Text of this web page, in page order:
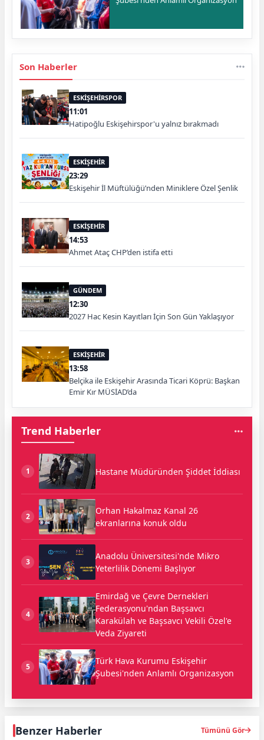
Son Haberler
ESKİŞEHİRSPOR
11:01
Hatipoğlu Eskişehirspor'u yalnız bırakmadı
ESKİŞEHİR
23:29
Eskişehir İl Müftülüğü’nden Miniklere Özel Şenlik
ESKİŞEHİR
14:53
Ahmet Ataç CHP’den istifa etti
GÜNDEM
12:30
2027 Hac Kesin Kayıtları İçin Son Gün Yaklaşıyor
ESKİŞEHİR
13:58
Belçika ile Eskişehir Arasında Ticari Köprü: Başkan
Emir Kır MÜSİAD’da
Trend Haberler
1 Hastane Müdüründen Şiddet İddiası
2
Orhan Hakalmaz Kanal 26
ekranlarına konuk oldu
3
Anadolu Üniversitesi'nde Mikro
Yeterlilik Dönemi Başlıyor
4
Emirdağ ve Çevre Dernekleri
Federasyonu'ndan Başsavcı
Karakülah ve Başsavcı Vekili Özel'e
Veda Ziyareti
5
Türk Hava Kurumu Eskişehir
Şubesi'nden Anlamlı Organizasyon
Benzer Haberler Tümünü Gör